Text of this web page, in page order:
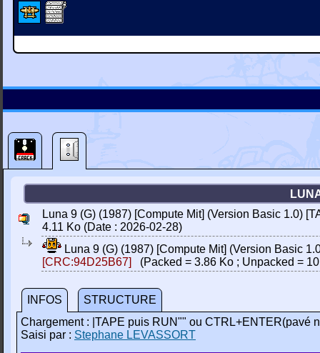
Luna 9 (G) (1987) [Compute Mit] (Version Basic 1.0)
4.11 Ko (Date : 2026-02-28)
Luna 9 (G) (1987) [Compute Mit] (Version Basic
[CRC:94D25B67]
(Packed = 3.86 Ko ; Unpacked =
INFOS
STRUCTURE
Chargement : |TAPE puis RUN"" ou CTRL+ENTER(pavé
Saisi par : Stephane LEVASSORT